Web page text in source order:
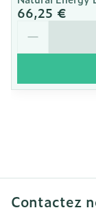
66,25 €
Contactez